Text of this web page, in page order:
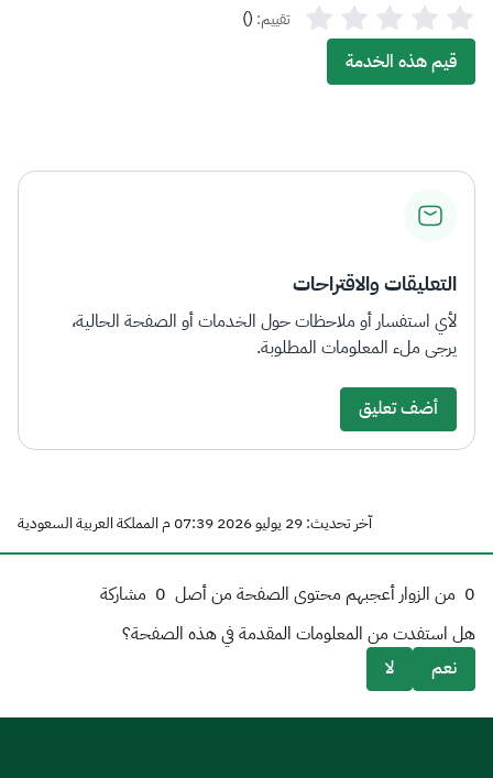
تقييم: (
)
قيم هذه الخدمة
التعليقات والاقتراحات
لأي استفسار أو ملاحظات حول الخدمات أو الصفحة الحالية،
يرجى ملء المعلومات المطلوبة.
أضف تعليق
آخر تحديث: 29 يوليو 2026 07:39 م المملكة العربية السعودية
0 من الزوار أعجبهم محتوى الصفحة من أصل 0 مشاركة
هل استفدت من المعلومات المقدمة في هذه الصفحة؟
نعم
لا